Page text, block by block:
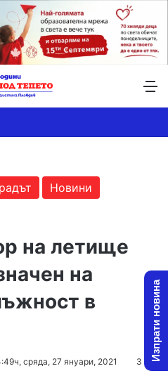
Новини
на летище
на
в
сряда, 27 януари, 2021 3 Изпрати новина